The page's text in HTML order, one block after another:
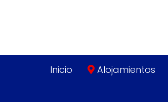
Inicio Alojamientos